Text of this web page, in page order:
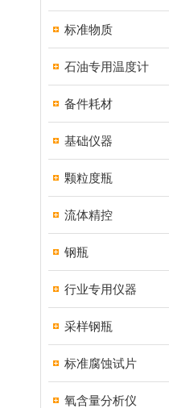
标准物质
石油专用温度计
备件耗材
基础仪器
颗粒度瓶
流体精控
钢瓶
行业专用仪器
采样钢瓶
标准腐蚀试片
氧含量分析仪